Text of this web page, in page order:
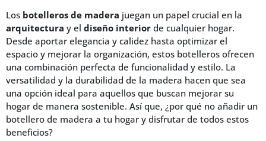
Los botelleros de madera juegan un papel crucial en la
arquitectura y el diseño interior de cualquier hogar.
Desde aportar elegancia y calidez hasta optimizar el
espacio y mejorar la organización, estos botelleros ofrecen
una combinación perfecta de funcionalidad y estilo. La
versatilidad y la durabilidad de la madera hacen que sea
una opción ideal para aquellos que buscan mejorar su
hogar de manera sostenible. Así que, ¿por qué no añadir un
botellero de madera a tu hogar y disfrutar de todos estos
beneficios?